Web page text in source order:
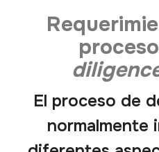
El proceso de
normalmente